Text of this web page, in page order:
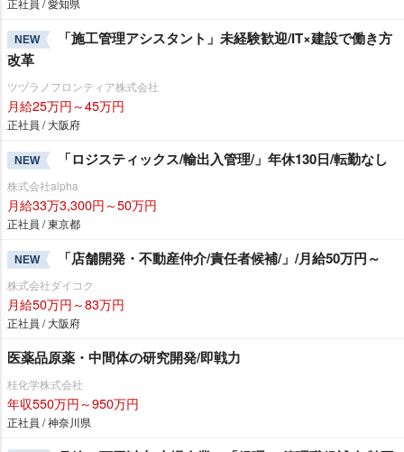
NEW
「施工管理アシスタント」未経験歓迎/IT×建設で働き方
改革
ツヅラノフロンティア株式会社
月給25万円～45万円
正社員 / 大阪府
NEW 「ロジスティックス/輸出入管理/」年休130日/転勤なし
株式会社alpha
月給33万3,300円～50万円
正社員 / 東京都
NEW 「店舗開発・不動産仲介/責任者候補/」/月給50万円～
株式会社ダイコク
月給50万円～83万円
正社員 / 大阪府
医薬品原薬・中間体の研究開発/即戦力
桂化学株式会社
年収550万円～950万円
正社員 / 神奈川県